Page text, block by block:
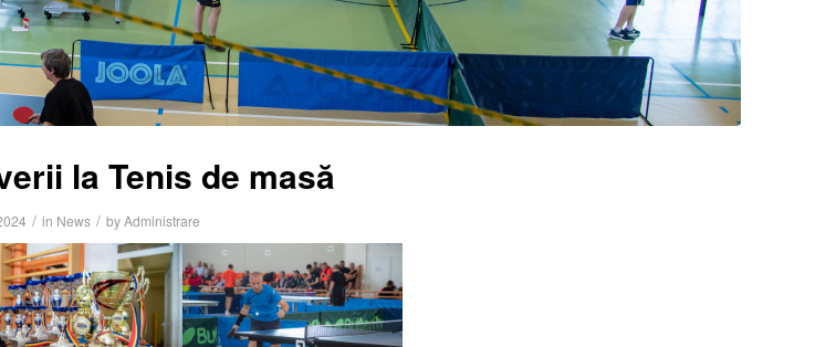
la Tenis de masă
/ in News / byAdministrare